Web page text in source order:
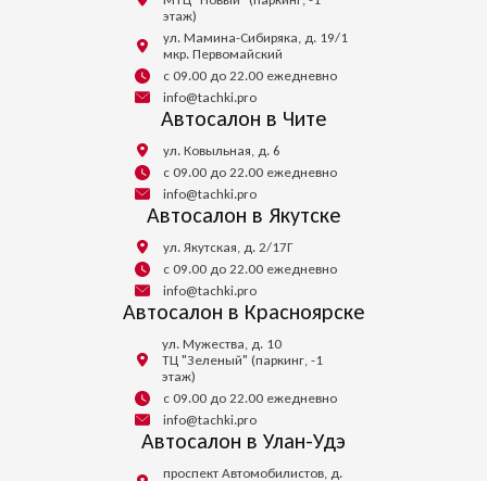
этаж)
ул. Мамина-Сибиряка, д. 19/1
мкр. Первомайский
с 09.00 до 22.00 ежедневно
info@tachki.pro
Автосалон в Чите
ул. Ковыльная, д. 6
с 09.00 до 22.00 ежедневно
info@tachki.pro
Автосалон в Якутске
ул. Якутская, д. 2/17Г
с 09.00 до 22.00 ежедневно
info@tachki.pro
Автосалон в Красноярске
ул. Мужества, д. 10
ТЦ "Зеленый" (паркинг, -1
этаж)
с 09.00 до 22.00 ежедневно
info@tachki.pro
Автосалон в Улан-Удэ
проспект Автомобилистов, д.